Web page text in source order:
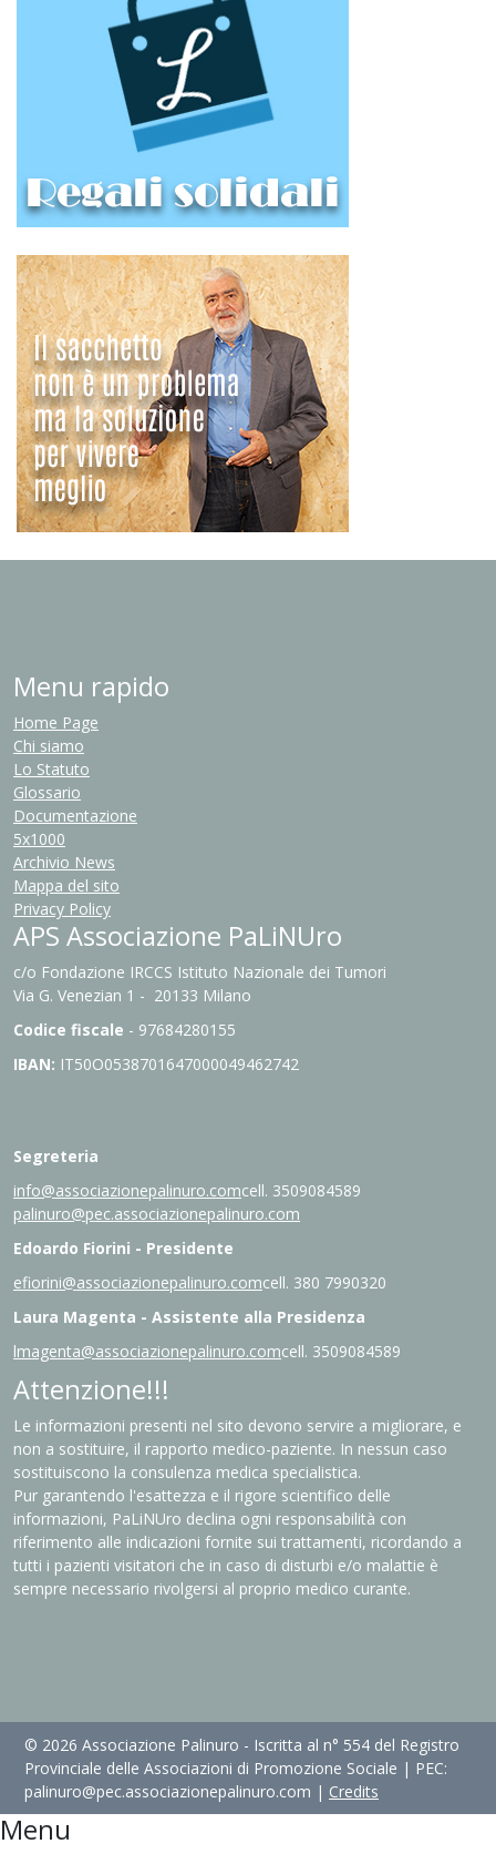
Menu rapido
Home Page
Chi siamo
Lo Statuto
Glossario
Documentazione
5x1000
Archivio News
Mappa del sito
Privacy Policy
APS Associazione PaLiNUro
c/o Fondazione IRCCS Istituto Nazionale dei Tumori
Via G. Venezian 1 - 20133 Milano
Codice fiscale - 97684280155
IBAN: IT50O0538701647000049462742
Segreteria
info@associazionepalinuro.comcell. 3509084589
palinuro@pec.associazionepalinuro.com
Edoardo Fiorini - Presidente
efiorini@associazionepalinuro.comcell. 380 7990320
Laura Magenta - Assistente alla Presidenza
lmagenta@associazionepalinuro.comcell. 3509084589
Attenzione!!!
Le informazioni presenti nel sito devono servire a migliorare, e
non a sostituire, il rapporto medico-paziente. In nessun caso
sostituiscono la consulenza medica specialistica.
Pur garantendo l'esattezza e il rigore scientifico delle
informazioni, PaLiNUro declina ogni responsabilità con
riferimento alle indicazioni fornite sui trattamenti, ricordando a
tutti i pazienti visitatori che in caso di disturbi e/o malattie è
sempre necessario rivolgersi al proprio medico curante.
© 2026 Associazione Palinuro - Iscritta al n° 554 del Registro
Provinciale delle Associazioni di Promozione Sociale | PEC:
palinuro@pec.associazionepalinuro.com | Credits
Menu